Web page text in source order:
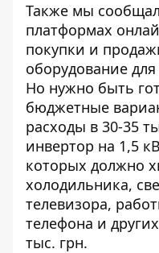
Также мы
платформах
покупки и
оборудование
Но нужно быть
бюджетные
расходы в 30-35
инвертор на 1,5
которых должно
холодильника,
телевизора,
телефона и
тыс. грн.